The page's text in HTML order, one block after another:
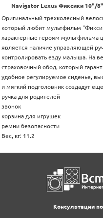
Navigator Lexus Фиксики 10"/
Оригинальный трехколесный
который любит мультфильм
характерные героям мультфильма
является наличие управляющей
контролировать езду малыша. На
страховочный обод, который
удобное регулируемое сиденье,
и мягкий подголовник создадут
ручка для родителей
звонок
корзина для игрушек
ремни безопасности
Вес, кг: 11.2
Консультации